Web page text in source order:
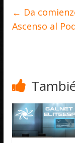
← Da
Ascenso al